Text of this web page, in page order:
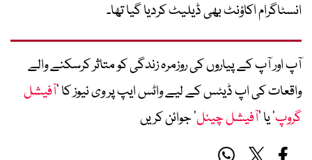
انسٹاگرام اکاؤنٹ بھی ڈیلیٹ کردیا گیا تھا۔
آپ اور آپ کے پیاروں کی روزمرہ زندگی کو متاثر کرسکنے والے
واقعات کی اپ ڈیٹس کے لیے واٹس ایپ پر وی نیوز کا ’آفیشل
گروپ‘ یا ’آفیشل چینل‘ جوائن کریں